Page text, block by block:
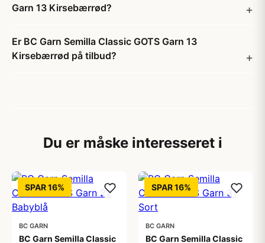
Garn 13 Kirsebærrød?
Er BC Garn Semilla Classic GOTS Garn 13
Kirsebærrød på tilbud?
Du er måske interesseret i
SPAR 16%
BC GARN
BC Garn Semilla Classic
SPAR 16%
BC GARN
BC Garn Semilla Classic